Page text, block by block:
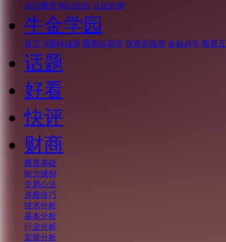
说说股票 精品说说 认证砖家
牛金学园
首页 A股特战课 股票提高班 投资训练营 金融必学 股票
话题
好看
快评
财商
股票基础
能力级别
交易心法
选股技巧
技术分析
基本分析
行业分析
宏观分析